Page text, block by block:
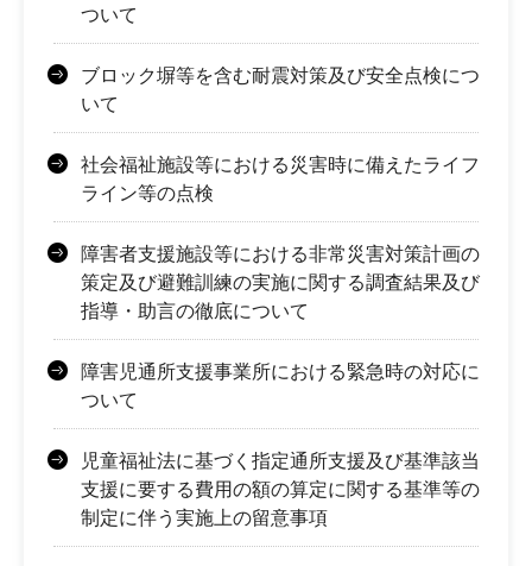
ついて
ブロック塀等を含む耐震対策及び安全点検につ
いて
社会福祉施設等における災害時に備えたライフ
ライン等の点検
障害者支援施設等における非常災害対策計画の
策定及び避難訓練の実施に関する調査結果及び
指導・助言の徹底について
障害児通所支援事業所における緊急時の対応に
ついて
児童福祉法に基づく指定通所支援及び基準該当
支援に要する費用の額の算定に関する基準等の
制定に伴う実施上の留意事項